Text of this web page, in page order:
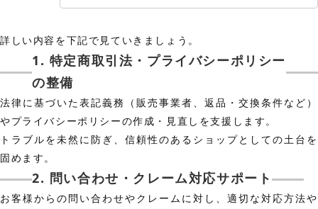
詳しい内容を下記で見ていきましょう。
1. 特定商取引法・プライバシーポリシー
の整備
法律に基づいた表記義務（販売事業者、返品・交換条件など）
やプライバシーポリシーの作成・見直しを支援します。
トラブルを未然に防ぎ、信頼性のあるショップとしての土台を
固めます。
2. 問い合わせ・クレーム対応サポート
お客様からの問い合わせやクレームに対し、適切な対応方法や